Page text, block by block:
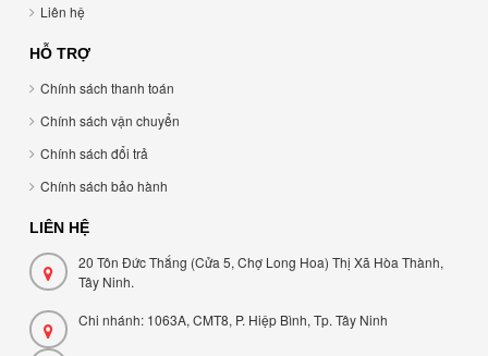
Liên hệ
HỖ TRỢ
Chính sách thanh toán
Chính sách vận chuyển
Chính sách đổi trả
Chính sách bảo hành
LIÊN HỆ
20 Tôn Đức Thắng (Cửa 5, Chợ Long Hoa) Thị Xã Hòa Thành,
Tây Ninh.
Chi nhánh: 1063A, CMT8, P. Hiệp Bình, Tp. Tây Ninh